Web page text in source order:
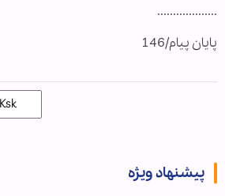
...................
پایان پیام/146
پیشنهاد ویژه